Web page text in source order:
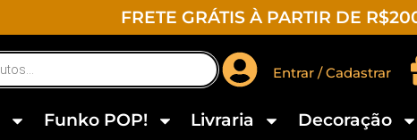
FRETE GRÁTIS À PARTIR DE
Entrar / Cadastrar
Funko POP! Livraria Decoração